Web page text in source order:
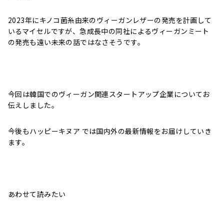
2023年にキノコ菌糸由来のヴィーガンレザーの発売を計画して
いるマイセルですが、急成長中の同社によるヴィーガンミート
の発売も遠い未来の話ではなさそうです。
今回は韓国でのヴィーガン関連スタートアップ企業についてお
伝えしました。
今後もハッピーキヌア では国内外の最新情報をお届けしていき
ます。
あわせて読みたい